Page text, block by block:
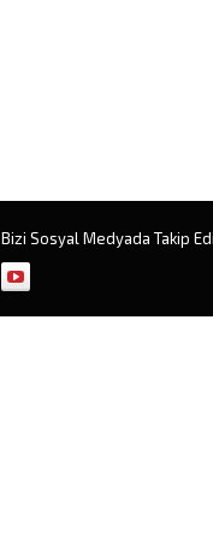
Bizi Sosyal Medyada Takip